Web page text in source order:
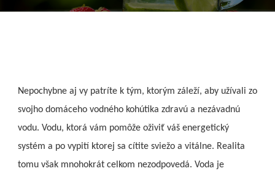
Nepochybne aj vy patríte k tým, ktorým záleží, aby užívali zo
svojho domáceho vodného kohútika zdravú a nezávadnú
vodu. Vodu, ktorá vám pomôže oživiť váš energetický
systém a po vypití ktorej sa cítite sviežo a vitálne. Realita
tomu však mnohokrát celkom nezodpovedá. Voda je